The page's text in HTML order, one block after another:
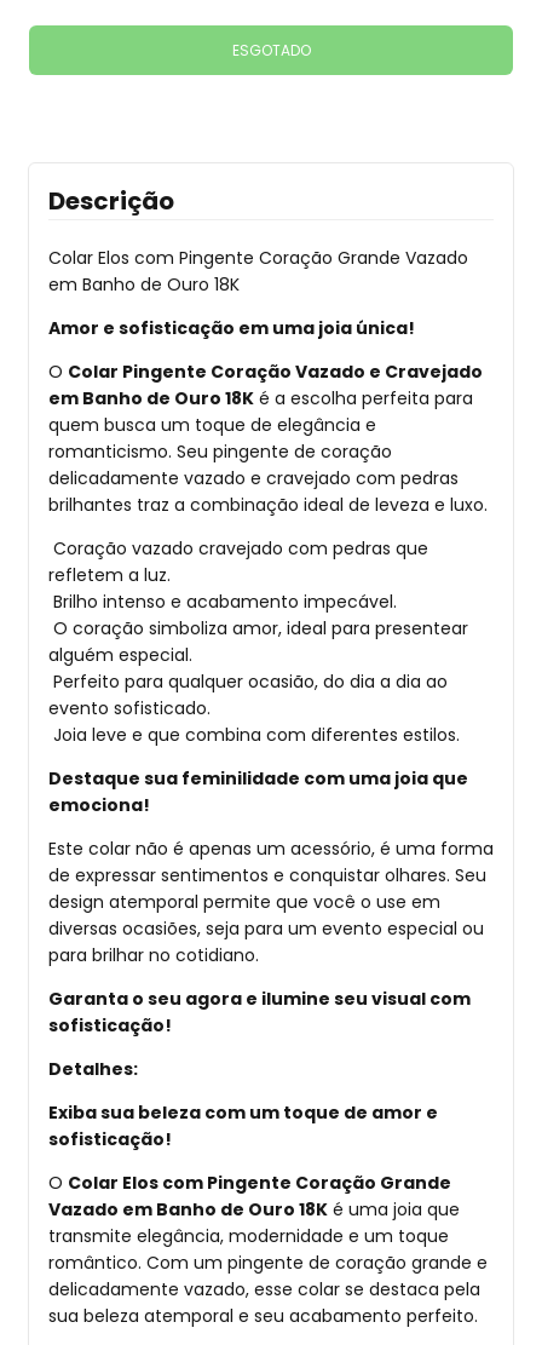
Descrição
Colar Elos com Pingente Coração Grande Vazado
em Banho de Ouro 18K
Amor e sofisticação em uma joia única!
O Colar Pingente Coração Vazado e Cravejado
em Banho de Ouro 18K é a escolha perfeita para
quem busca um toque de elegância e
romanticismo. Seu pingente de coração
delicadamente vazado e cravejado com pedras
brilhantes traz a combinação ideal de leveza e luxo.
Coração vazado cravejado com pedras que
refletem a luz.
Brilho intenso e acabamento impecável.
O coração simboliza amor, ideal para presentear
alguém especial.
Perfeito para qualquer ocasião, do dia a dia ao
evento sofisticado.
Joia leve e que combina com diferentes estilos.
Destaque sua feminilidade com uma joia que
emociona!
Este colar não é apenas um acessório, é uma forma
de expressar sentimentos e conquistar olhares. Seu
design atemporal permite que você o use em
diversas ocasiões, seja para um evento especial ou
para brilhar no cotidiano.
Garanta o seu agora e ilumine seu visual com
sofisticação!
Detalhes:
Exiba sua beleza com um toque de amor e
sofisticação!
O Colar Elos com Pingente Coração Grande
Vazado em Banho de Ouro 18K é uma joia que
transmite elegância, modernidade e um toque
romântico. Com um pingente de coração grande e
delicadamente vazado, esse colar se destaca pela
sua beleza atemporal e seu acabamento perfeito.